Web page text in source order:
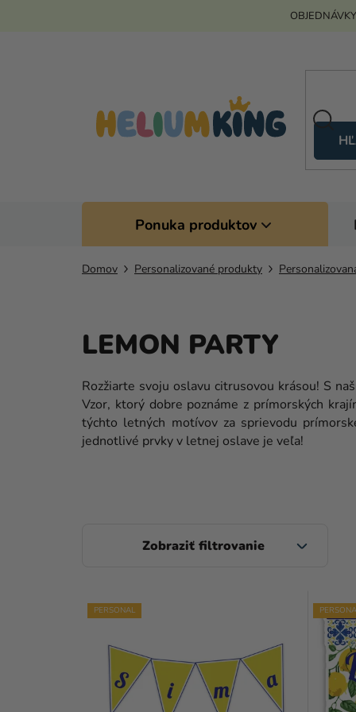
Ponuka produktov
Domov Personalizované produkty
LEMON PARTY
Rozžiarte svoju oslavu citrusovou krásou! S
Vzor, ktorý dobre poznáme z prímorských
týchto letných motívov za sprievodu
jednotlivé prvky v letnej oslave je veľa!
N
VPERSONAL